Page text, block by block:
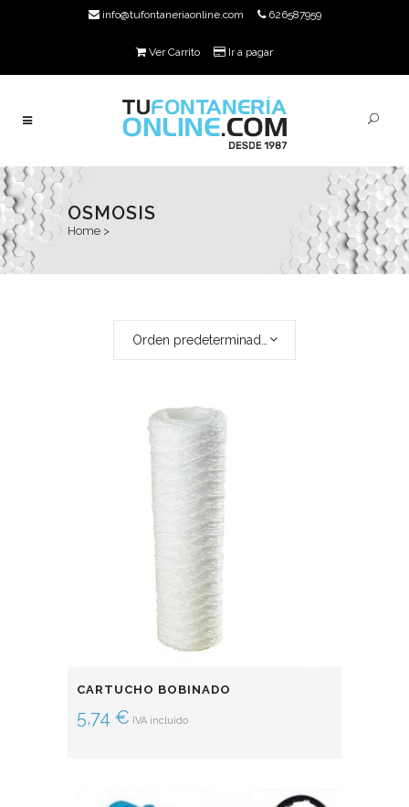
info@tufontaneriaonline.com 626587959
Ver Carrito Ir a pagar
OSMOSIS
Home >
CARTUCHO BOBINADO
5,74 € IVA incluido